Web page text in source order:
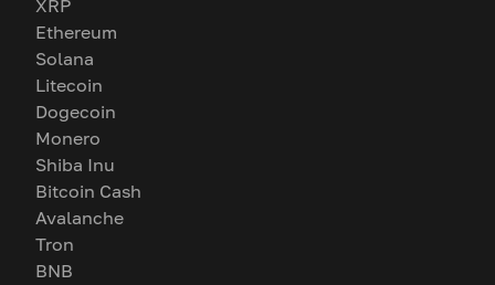
XRP
Ethereum
Solana
Litecoin
Dogecoin
Monero
Shiba Inu
Bitcoin Cash
Avalanche
Tron
BNB